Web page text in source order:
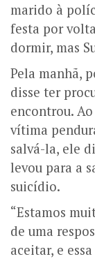
marido à
festa por
dormir, mas
Pela manhã,
disse ter
encontrou.
vítima
salvá-la, ele
levou para a
suicídio.
“Estamos
de uma
aceitar, e